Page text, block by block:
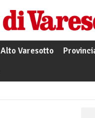
Alto Varesotto